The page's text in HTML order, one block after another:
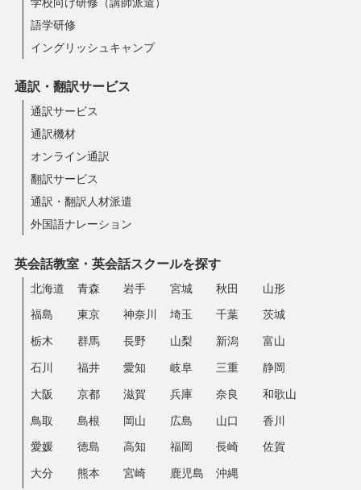
学校向け研修（講師派遣）
語学研修
イングリッシュキャンプ
通訳・翻訳サービス
通訳サービス
通訳機材
オンライン通訳
翻訳サービス
通訳・翻訳人材派遣
外国語ナレーション
英会話教室・英会話スクールを探す
北海道 青森 岩手 宮城 秋田 山形
福島 東京 神奈川 埼玉 千葉 茨城
栃木 群馬 長野 山梨 新潟 富山
石川 福井 愛知 岐阜 三重 静岡
大阪 京都 滋賀 兵庫 奈良 和歌山
鳥取 島根 岡山 広島 山口 香川
愛媛 徳島 高知 福岡 長崎 佐賀
大分 熊本 宮崎 鹿児島 沖縄